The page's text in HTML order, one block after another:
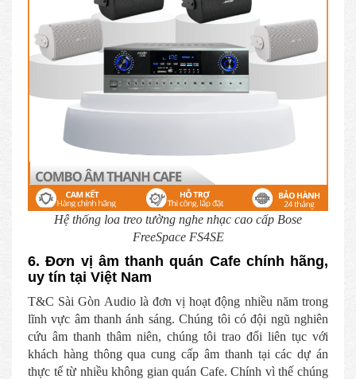
Hệ thống loa treo tường nghe nhạc cao cấp Bose
FreeSpace FS4SE
6. Đơn vị âm thanh quán Cafe chính hãng,
uy tín tại Việt Nam
T&C Sài Gòn Audio là đơn vị hoạt động nhiều năm trong
lĩnh vực âm thanh ánh sáng. Chúng tôi có đội ngũ nghiên
cứu âm thanh thâm niên, chúng tôi trao đổi liên tục với
khách hàng thông qua cung cấp âm thanh tại các dự án
thực tế từ nhiều không gian quán Cafe. Chính vì thế chúng